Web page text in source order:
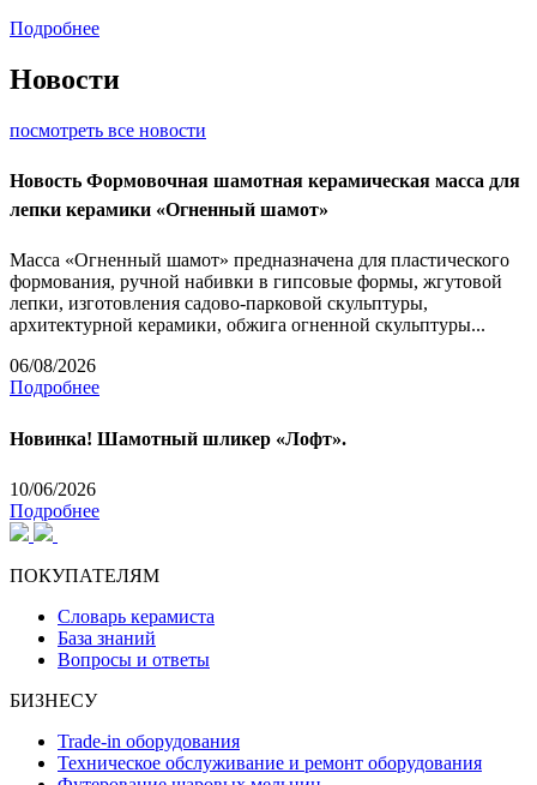
Подробнее
Новости
посмотреть все новости
Новость Формовочная шамотная керамическая масса для
лепки керамики «Огненный шамот»
Масса «Огненный шамот» предназначена для пластического
формования, ручной набивки в гипсовые формы, жгутовой
лепки, изготовления садово-парковой скульптуры,
архитектурной керамики, обжига огненной скульптуры...
06/08/2026
Подробнее
Новинка! Шамотный шликер «Лофт».
10/06/2026
Подробнее
ПОКУПАТЕЛЯМ
Словарь керамиста
База знаний
Вопросы и ответы
БИЗНЕСУ
Trade-in оборудования
Техническое обслуживание и ремонт оборудования